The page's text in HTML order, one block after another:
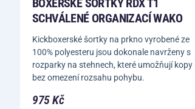
BOXERSKÉ ŠORTKY RDX T1
SCHVÁLENÉ ORGANIZACÍ WAKO
Kickboxerské šortky na prkno vyrobené ze
100% polyesteru jsou dokonale navrženy s
rozparky na stehnech, které umožňují kopy
bez omezení rozsahu pohybu.
975 Kč